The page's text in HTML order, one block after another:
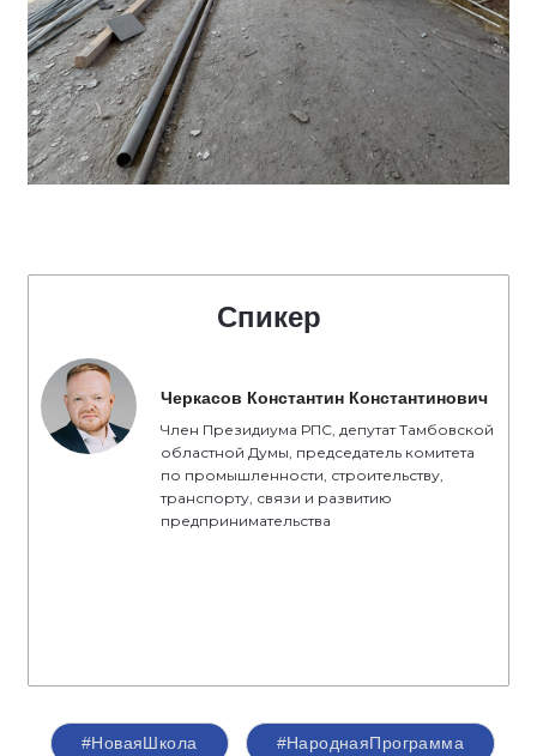
Спикер
Черкасов Константин Константинович
Член Президиума РПС, депутат Тамбовской
областной Думы, председатель комитета
по промышленности, строительству,
транспорту, связи и развитию
предпринимательства
#НоваяШкола #НароднаяПрограмма